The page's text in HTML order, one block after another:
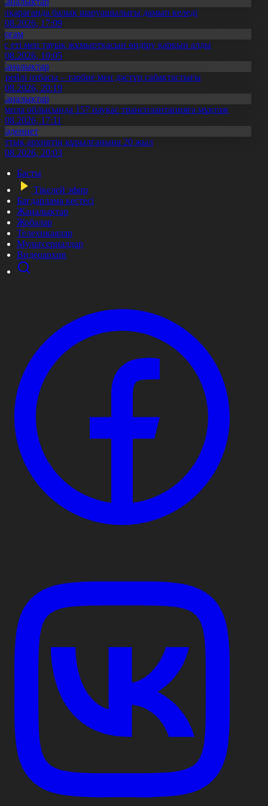
балық шаруашылығы дамып келеді
17:09
еті мен тауық жұмыртқасын өндіру қарқын алды
10:05
отбасы – тәрбие мен дәстүр сабақтастығы
20:19
облысында 157 науқас трансплантацияға мұқтаж
17:11
архивтің құрылғанына 20 жыл
20:03
Басты
Тікелей эфир
Бағдарлама кестесі
Жаңалықтар
Жобалар
Телехикаялар
Мультсериалдар
Видеоархив